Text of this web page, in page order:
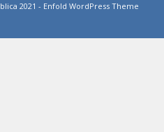
2021 - Enfold WordPress Theme